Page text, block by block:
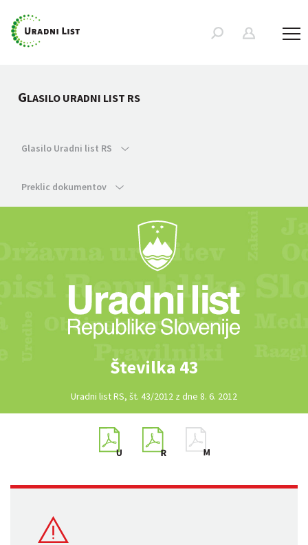
GLASILO URADNI LIST RS
Glasilo Uradni list RS
Preklic dokumentov
Številka 43
Uradni list RS, št. 43/2012 z dne 8. 6. 2012